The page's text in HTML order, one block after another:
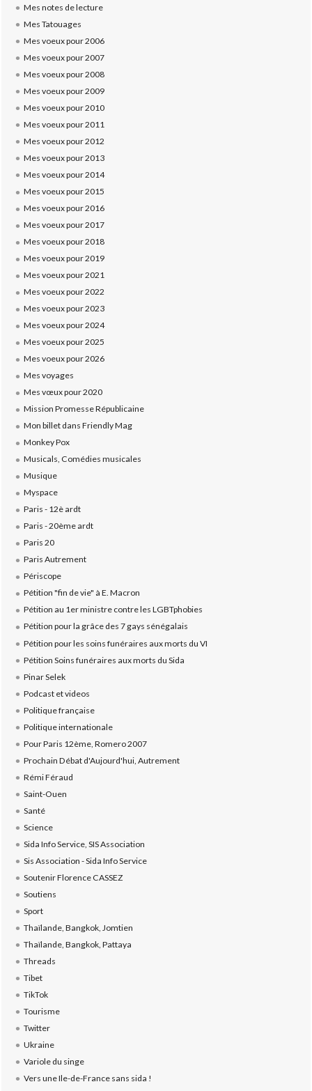
Mes notes de lecture
Mes Tatouages
Mes voeux pour 2006
Mes voeux pour 2007
Mes voeux pour 2008
Mes voeux pour 2009
Mes voeux pour 2010
Mes voeux pour 2011
Mes voeux pour 2012
Mes voeux pour 2013
Mes voeux pour 2014
Mes voeux pour 2015
Mes voeux pour 2016
Mes voeux pour 2017
Mes voeux pour 2018
Mes voeux pour 2019
Mes voeux pour 2021
Mes voeux pour 2022
Mes voeux pour 2023
Mes voeux pour 2024
Mes voeux pour 2025
Mes voeux pour 2026
Mes voyages
Mes vœux pour 2020
Mission Promesse Républicaine
Mon billet dans Friendly Mag
Monkey Pox
Musicals, Comédies musicales
Musique
Myspace
Paris - 12è ardt
Paris - 20ème ardt
Paris 20
Paris Autrement
Périscope
Pétition "fin de vie" à E. Macron
Pétition au 1er ministre contre les LGBTphobies
Pétition pour la grâce des 7 gays sénégalais
Pétition pour les soins funéraires aux morts du VI
Pétition Soins funéraires aux morts du Sida
Pinar Selek
Podcast et videos
Politique française
Politique internationale
Pour Paris 12ème, Romero 2007
Prochain Débat d'Aujourd'hui, Autrement
Rémi Féraud
Saint-Ouen
Santé
Science
Sida Info Service, SIS Association
Sis Association - Sida Info Service
Soutenir Florence CASSEZ
Soutiens
Sport
Thaïlande, Bangkok, Jomtien
Thaïlande, Bangkok, Pattaya
Threads
Tibet
TikTok
Tourisme
Twitter
Ukraine
Variole du singe
Vers une Ile-de-France sans sida !